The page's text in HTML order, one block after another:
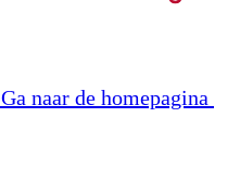
Ga naar de homepagina